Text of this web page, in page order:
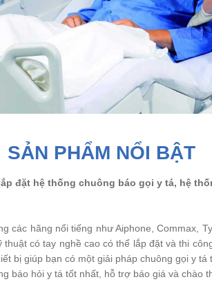
SẢN PHẨM NỔI BẬT
đặt hệ thống chuông báo gọi y tá, hệ
các hãng nổi tiếng như Aiphone, Commax,
có tay nghề cao có thể lắp đặt và thi
bị giúp bạn có một giải pháp chuông gọi y
báo hỏi y tá tốt nhất, hỗ trợ báo giá và chào